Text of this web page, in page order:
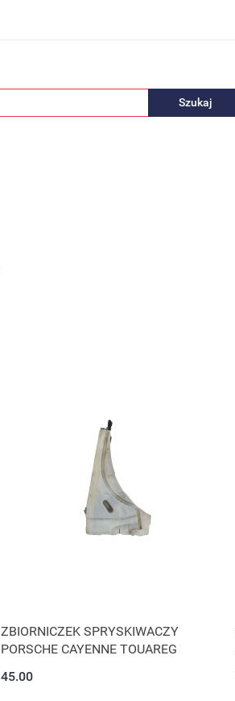
ZBIORNICZEK SPRYSKIWACZY
PORSCHE CAYENNE TOUAREG
45.00